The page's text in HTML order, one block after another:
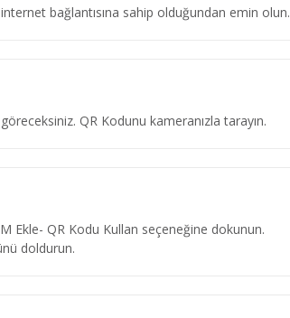
bağlantısına sahip olduğundan emin olun.
QR Kodunu kameranızla tarayın.
Ekle- QR Kodu Kullan seçeneğine dokunun.
doldurun.